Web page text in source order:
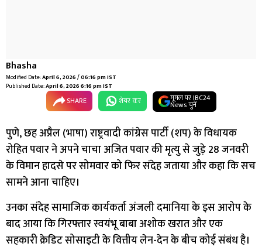
Bhasha
Modified Date:April 6, 2026 / 06:16 pm IST
Published Date:April 6, 2026 6:16 pm IST
SHARE शेयर कर गूगल पर IBC24
News चुनें
पुणे, छह अप्रैल (भाषा) राष्ट्रवादी कांग्रेस पार्टी (शप) के विधायक
रोहित पवार ने अपने चाचा अजित पवार की मृत्यु से जुड़े 28 जनवरी
के विमान हादसे पर सोमवार को फिर संदेह जताया और कहा कि सच
सामने आना चाहिए।
उनका संदेह सामाजिक कार्यकर्ता अंजली दमानिया के इस आरोप के
बाद आया कि गिरफ्तार स्वयंभू बाबा अशोक खरात और एक
सहकारी क्रेडिट सोसाइटी के वित्तीय लेन-देन के बीच कोई संबंध है।